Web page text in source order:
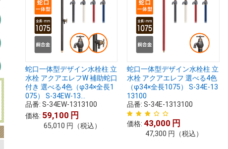
蛇口一体型デザイン水栓柱 立
水栓 アクアエレフW 補助蛇口
付き 選べる4色（φ34×全長1
075） S-34EW-13...
品番: S-34EW-1313100
価格: 59,100 円
65,010 円 （税込）
蛇口一体型デザイン水栓柱 立
水栓 アクアエレフ 選べる4色
（φ34×全長1075） S-34E-13
13100
品番: S-34E-1313100
価格: 43,000 円
47,300 円 （税込）